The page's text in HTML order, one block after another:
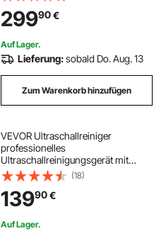
x 450 mm Plattform
Scherenhubwagen Einzelschere für
Fabriken Lagerhäuser Supermärkte
29990€
Auf Lager.
Lieferung:sobald Do. Aug. 13
Zum Warenkorb hinzufügen
VEVOR Ultraschallreiniger
professionelles
Ultraschallreinigungsgerät mit
Drehknopfsteuerung 10 L,
Reinigungsgerät mit Korb &
Reinigungskugel, Ultraschallgerät
für Uhren Rasierer Schmuck
Münzen
(18)
13990€
Auf Lager.